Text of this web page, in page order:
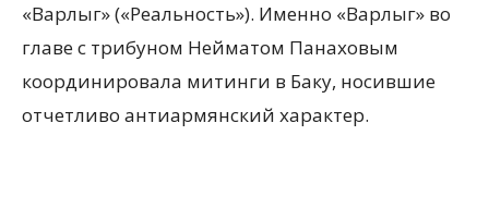
«Варлыг» («Реальность»). Именно «Варлыг» во
главе с трибуном Нейматом Панаховым
координировала митинги в Баку, носившие
отчетливо антиармянский характер.